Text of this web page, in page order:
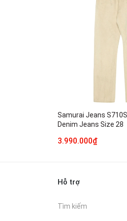
Samurai Jeans
Denim Jeans Size 28
3.990.000₫
Hỗ trợ
Tìm kiếm